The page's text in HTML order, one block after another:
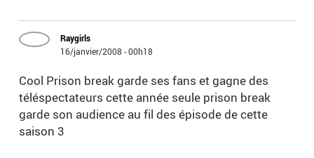
Raygirls
16/janvier/2008 - 00h18
Cool Prison break garde ses fans et gagne des
téléspectateurs cette année seule prison break
garde son audience au fil des épisode de cette
saison 3